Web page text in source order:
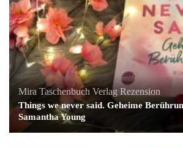
Mira Taschenbuch Verlag Rezension
Things we never said. Geheime
Samantha Young